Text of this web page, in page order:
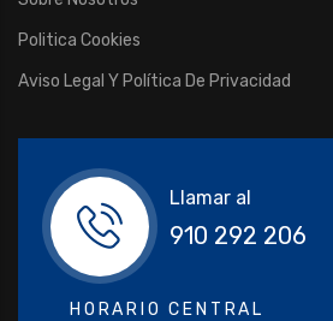
Politica Cookies
Aviso Legal Y Política De Privacidad
Llamar al
910 292 206
HORARIO CENTRAL